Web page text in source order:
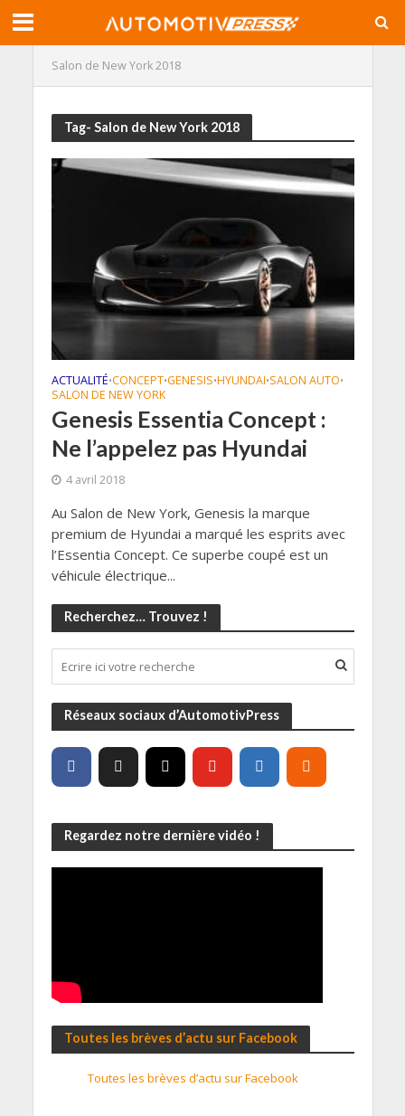
Salon de New York 2018
Tag- Salon de New York 2018
ACTUALITÉ•CONCEPT•GENESIS•HYUNDAI•SALON AUTO•
SALON DE NEW YORK
Genesis Essentia Concept :
Ne l’appelez pas Hyundai
4 avril 2018
Au Salon de New York, Genesis la marque
premium de Hyundai a marqué les esprits avec
l’Essentia Concept. Ce superbe coupé est un
véhicule électrique...
Recherchez… Trouvez !
Réseaux sociaux d’AutomotivPress
Regardez notre dernière vidéo !
Toutes les brèves d’actu sur Facebook
Toutes les brèves d’actu sur Facebook